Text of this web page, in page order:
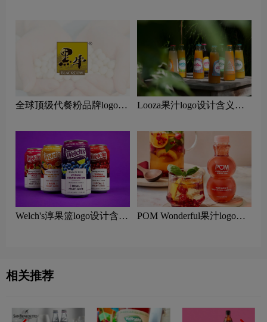
全球顶级代餐粉品牌logo一
Looza果汁logo设计含义及
Welch's淳果篮logo设计含义
POM Wonderful果汁logo设
相关推荐